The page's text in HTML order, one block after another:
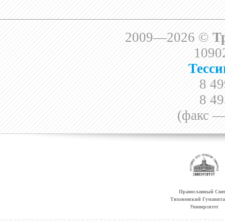
2009—2026 ©
8
8
(факс
Православный
Тихоновский
Университет